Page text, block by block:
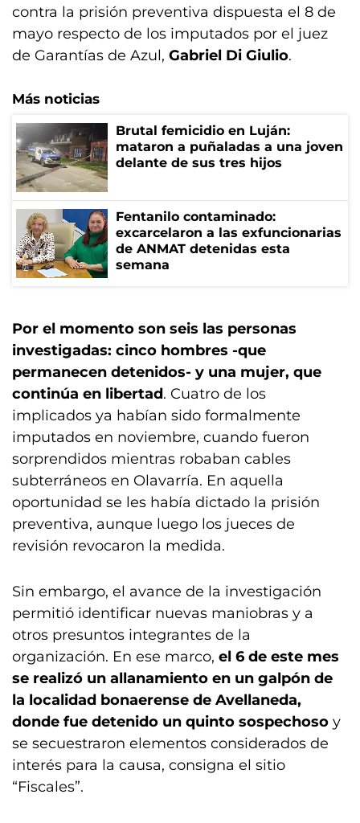
contra la prisión preventiva dispuesta el 8 de
mayo respecto de los imputados por el juez
de Garantías de Azul, Gabriel Di Giulio.
Más noticias
Brutal femicidio en Luján:
mataron a puñaladas a una joven
delante de sus tres hijos
Fentanilo contaminado:
excarcelaron a las exfuncionarias
de ANMAT detenidas esta
semana
Por el momento son seis las personas
investigadas: cinco hombres -que
permanecen detenidos- y una mujer, que
continúa en libertad. Cuatro de los
implicados ya habían sido formalmente
imputados en noviembre, cuando fueron
sorprendidos mientras robaban cables
subterráneos en Olavarría. En aquella
oportunidad se les había dictado la prisión
preventiva, aunque luego los jueces de
revisión revocaron la medida.
Sin embargo, el avance de la investigación
permitió identificar nuevas maniobras y a
otros presuntos integrantes de la
organización. En ese marco, el 6 de este mes
se realizó un allanamiento en un galpón de
la localidad bonaerense de Avellaneda,
donde fue detenido un quinto sospechoso y
se secuestraron elementos considerados de
interés para la causa, consigna el sitio
“Fiscales”.